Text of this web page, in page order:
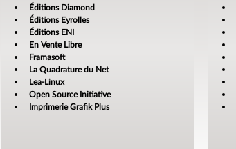
Éditions Diamond
Éditions Eyrolles
Éditions ENI
En Vente Libre
Framasoft
La Quadrature du Net
Lea-Linux
Open Source Initiative
Imprimerie Grafik Plus